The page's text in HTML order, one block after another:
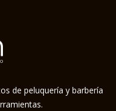
de peluquería y barbería